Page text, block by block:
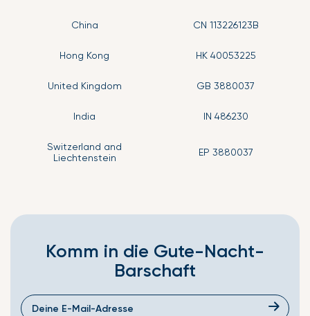
China CN 113226123B
Hong Kong HK 40053225
United Kingdom GB 3880037
India IN 486230
Switzerland and
Liechtenstein
EP 3880037
Komm in die Gute-Nacht-
Barschaft